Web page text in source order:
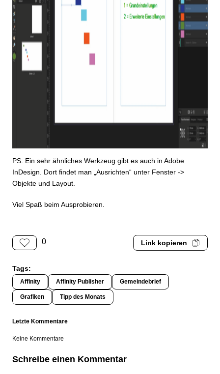
PS: Ein sehr ähnliches Werkzeug gibt es auch in Adobe
InDesign. Dort findet man „Ausrichten“ unter Fenster ->
Objekte und Layout.
Viel Spaß beim Ausprobieren.
0 Link kopieren
Tags:
Affinity Affinity Publisher Gemeindebrief
Grafiken Tipp des Monats
Letzte Kommentare
Keine Kommentare
Schreibe einen Kommentar